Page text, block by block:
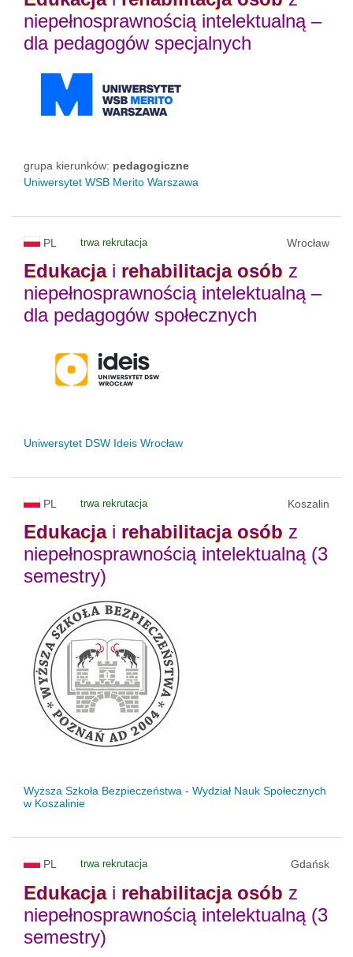
niepełnosprawnością intelektualną –
dla pedagogów specjalnych
grupa kierunków: pedagogiczne
Uniwersytet WSB Merito Warszawa
PL trwa rekrutacja Wrocław
Edukacjai rehabilitacja osób z
niepełnosprawnością intelektualną –
dla pedagogów społecznych
Uniwersytet DSW Ideis Wrocław
PL trwa rekrutacja Koszalin
Edukacjai rehabilitacja osób z
niepełnosprawnością intelektualną (3
semestry)
Wyższa Szkoła Bezpieczeństwa - Wydział Nauk Społecznych
w Koszalinie
PL trwa rekrutacja Gdańsk
Edukacjai rehabilitacja osób z
niepełnosprawnością intelektualną (3
semestry)